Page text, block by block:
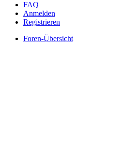
FAQ
Anmelden
Registrieren
Foren-Übersicht